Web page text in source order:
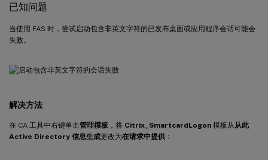
已知问题
当使用 FAS 时，尝试启动包含非英文字符的已发布桌面或应用程序会话可能会
失败。
解决方法
在 CA 工具中右键单击管理模板 ，将 Citrix_SmartcardLogon 模板从 从此
Active Directory 信息生成更改为在请求中提供 ：